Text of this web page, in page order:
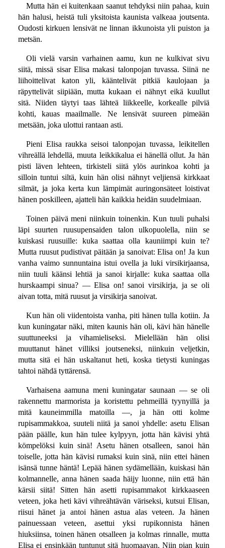
Mutta hän ei kuitenkaan saanut tehdyksi niin pahaa, kuin
hän halusi, heistä tuli yksitoista kaunista valkeaa joutsenta.
Oudosti kirkuen lensivät ne linnan ikkunoista yli puiston ja
metsän.
Oli vielä varsin varhainen aamu, kun ne kulkivat sivu
siitä, missä sisar Elisa makasi talonpojan tuvassa. Siinä ne
liihoittelivat katon yli, kääntelivät pitkiä kaulojaan ja
räpyttelivät siipiään, mutta kukaan ei nähnyt eikä kuullut
sitä. Niiden täytyi taas lähteä liikkeelle, korkealle pilviä
kohti, kauas maailmalle. Ne lensivät suureen pimeään
metsään, joka ulottui rantaan asti.
Pieni Elisa raukka seisoi talonpojan tuvassa, leikitellen
vihreällä lehdellä, muuta leikkikalua ei hänellä ollut. Ja hän
pisti läven lehteen, tirkisteli siitä ylös aurinkoa kohti ja
silloin tuntui siltä, kuin hän olisi nähnyt veljiensä kirkkaat
silmät, ja joka kerta kun lämpimät auringonsäteet loistivat
hänen poskilleen, ajatteli hän kaikkia heidän suudelmiaan.
Toinen päivä meni niinkuin toinenkin. Kun tuuli puhalsi
läpi suurten ruusupensaiden talon ulkopuolella, niin se
kuiskasi ruusuille: kuka saattaa olla kauniimpi kuin te?
Mutta ruusut pudistivat päitään ja sanoivat: Elisa on! Ja kun
vanha vaimo sunnuntaina istui ovella ja luki virsikirjaansa,
niin tuuli käänsi lehtiä ja sanoi kirjalle: kuka saattaa olla
hurskaampi sinua? — Elisa on! sanoi virsikirja, ja se oli
aivan totta, mitä ruusut ja virsikirja sanoivat.
Kun hän oli viidentoista vanha, piti hänen tulla kotiin. Ja
kun kuningatar näki, miten kaunis hän oli, kävi hän hänelle
suuttuneeksi ja vihamieliseksi. Mielellään hän olisi
muuttanut hänet villiksi joutseneksi, niinkuin veljetkin,
mutta sitä ei hän uskaltanut heti, koska tietysti kuningas
tahtoi nähdä tyttärensä.
Varhaisena aamuna meni kuningatar saunaan — se oli
rakennettu marmorista ja koristettu pehmeillä tyynyillä ja
mitä kauneimmilla matoilla —, ja hän otti kolme
rupisammakkoa, suuteli niitä ja sanoi yhdelle: asetu Elisan
pään päälle, kun hän tulee kylpyyn, jotta hän kävisi yhtä
kömpelöksi kuin sinä! Asetu hänen otsalleen, sanoi hän
toiselle, jotta hän kävisi rumaksi kuin sinä, niin ettei hänen
isänsä tunne häntä! Lepää hänen sydämellään, kuiskasi hän
kolmannelle, anna hänen saada häijy luonne, niin että hän
kärsii siitä! Sitten hän asetti rupisammakot kirkkaaseen
veteen, joka heti kävi vihreähtävän väriseksi, kutsui Elisan,
riisui hänet ja antoi hänen astua alas veteen. Ja hänen
painuessaan veteen, asettui yksi rupikonnista hänen
hiuksiinsa, toinen hänen otsalleen ja kolmas rinnalle, mutta
Elisa ei ensinkään tuntunut sitä huomaavan. Niin pian kuin